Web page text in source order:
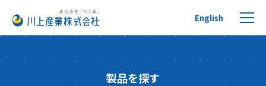
English
製品を探す